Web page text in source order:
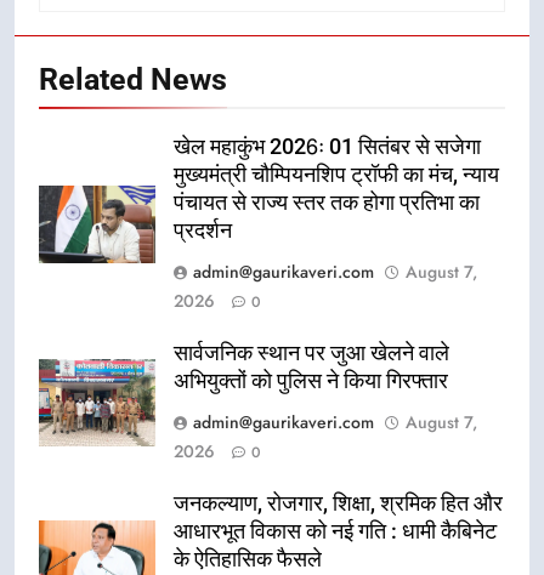
Related News
खेल महाकुंभ 2026ः 01 सितंबर से सजेगा
मुख्यमंत्री चौम्पियनशिप ट्रॉफी का मंच, न्याय
पंचायत से राज्य स्तर तक होगा प्रतिभा का
प्रदर्शन
admin@gaurikaveri.com
August 7,
2026
0
सार्वजनिक स्थान पर जुआ खेलने वाले
अभियुक्तों को पुलिस ने किया गिरफ्तार
admin@gaurikaveri.com
August 7,
2026
0
जनकल्याण, रोजगार, शिक्षा, श्रमिक हित और
आधारभूत विकास को नई गति : धामी कैबिनेट
के ऐतिहासिक फैसले